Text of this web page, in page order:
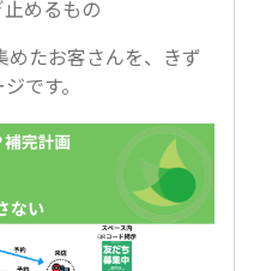
めるもの
たお客さんを、きず
です。